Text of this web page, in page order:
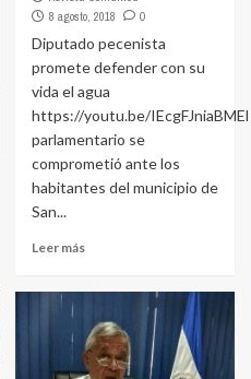
8 agosto, 2018
0
Diputado pecenista
promete defender con su
vida el agua
https://youtu.be/IEcgFJniaBMEl
parlamentario se
comprometió ante los
habitantes del municipio de
San...
Leer más